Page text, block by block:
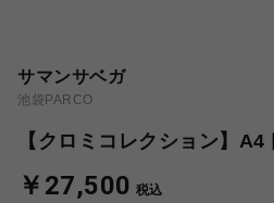
サマンサベガ
池袋PARCO
【クロミコレクション】
￥27,500 税込